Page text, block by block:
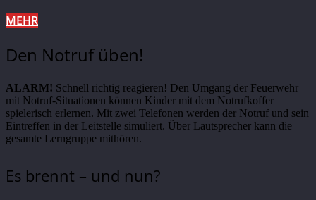
MEHR
Den Notruf üben!
ALARM! Schnell richtig reagieren! Den Umgang der Feuerwehr
mit Notruf-Situationen können Kinder mit dem Notrufkoffer
spielerisch erlernen. Mit zwei Telefonen werden der Notruf und sein
Eintreffen in der Leitstelle simuliert. Über Lautsprecher kann die
gesamte Lerngruppe mithören.
Es brennt – und nun?